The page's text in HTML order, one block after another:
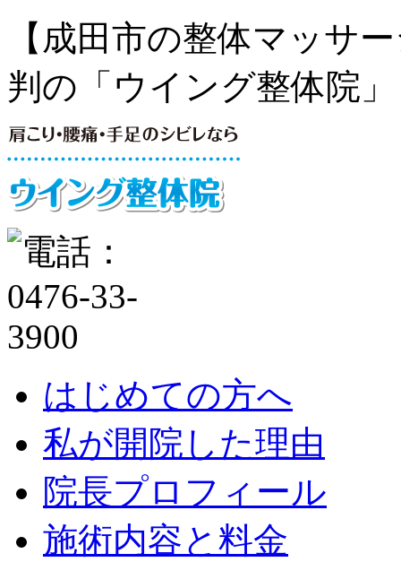
【成田市の整体マッサ
判の「ウイング整体院」
はじめての方へ
私が開院した理由
院長プロフィール
施術内容と料金